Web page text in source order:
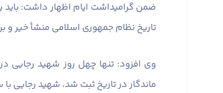
ضمن گرامیداشت ایام اظهار داشت:
تاریخ نظام جمهوری اسلامی منشأ خیر و
وی افزود: تنها چهل روز شهید
ماندگار در تاریخ ثبت شد، شهید رجایی